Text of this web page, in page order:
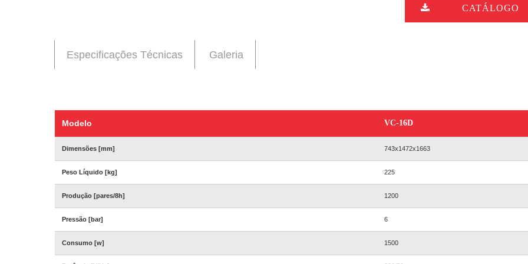
CATÁLOGO
Especificações Técnicas Galeria
Modelo VC-16D
Dimensões [mm] 743x1472x1663
Peso Líquido [kg] 225
Produção [pares/8h] 1200
Pressão [bar] 6
Consumo [w] 1500